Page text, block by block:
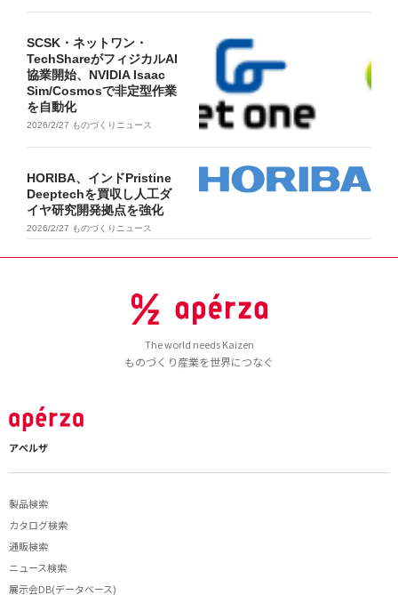
SCSK・ネットワン・
TechShareがフィジカルAI
協業開始、NVIDIA Isaac
Sim/Cosmosで非定型作業
を自動化
2026/2/27 ものづくりニュース
HORIBA、インドPristine
Deeptechを買収し人工ダ
イヤ研究開発拠点を強化
2026/2/27 ものづくりニュース
The world needs Kaizen
ものづくり産業を世界につなぐ
アペルザ
製品検索
カタログ検索
通販検索
ニュース検索
展示会DB(データベース)